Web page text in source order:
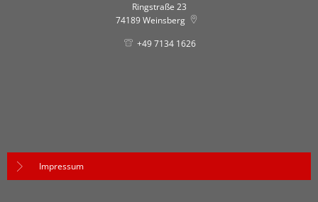
Ringstraße 23
74189Weinsberg
+49 7134 1626
Impressum